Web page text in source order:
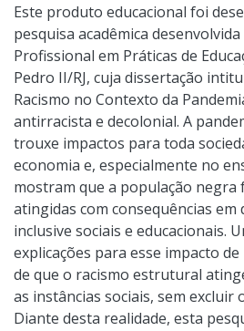
Este produto educacional foi
pesquisa acadêmica
Profissional em Práticas de
Pedro II/RJ, cuja dissertação
Racismo no Contexto da
antirracista e decolonial. A
trouxe impactos para toda
economia e, especialmente no
mostram que a população negra
atingidas com consequências em
inclusive sociais e educacionais.
explicações para esse impacto
de que o racismo estrutural
as instâncias sociais, sem excluir
Diante desta realidade, esta